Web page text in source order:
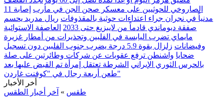
الصاروخي للحوثيين على معسكر صحن الجن في مأرب
إصابة 11
مدنياً في نجران جراء اعتداءات حوثية بالمقذوفات ريال مدريد يحسم
صفقة ديوماندي قادماً من لايبزيغ حتى 2033
العاصفة الاستوائية
مايماي تضرب اليابسة في الفلبين وتحذيرات من أمطار غزيرة
وفيضانات
زلزال بقوة 5.9 درجة يضرب جنوب الفلبين دون تسجيل
ضحايا واشنطن ترفع عقوبات عن شركات وطائرتين على صلة
بالحرس الثوري الإيراني الشرطة تعتقل إمرأة تم القبض عليها بعد
طعن أربعة رجال في "كوفنت غاردن"
أخر الأخبار
طقس » آخر أخبار الطقس